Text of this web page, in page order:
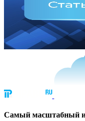
Cамый масштабный